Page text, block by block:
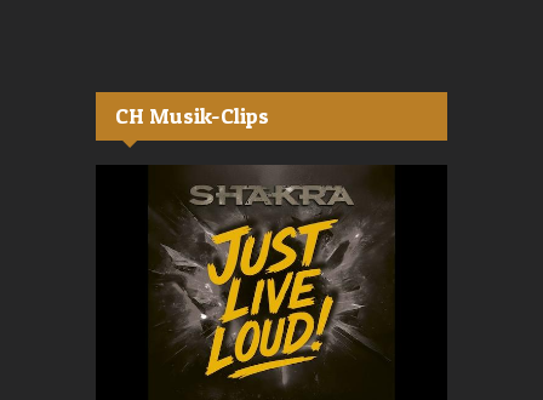
CH Musik-Clips